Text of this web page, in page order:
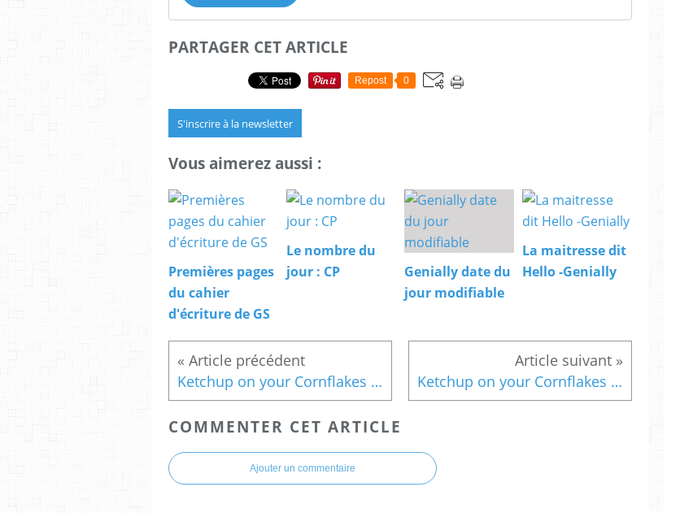
PARTAGER CET ARTICLE
Repost 0
S'inscrire à la newsletter
Vous aimerez aussi :
Premières pages
du cahier
d'écriture de GS
Le nombre du
jour : CP
Genially date du
jour modifiable
La maitresse dit
Hello -Genially
Ketchup on your Cornflakes ? - images pour tableau sonore Ketchup on your Cornflakes ? - 2 cocottes en papiers
COMMENTER CET ARTICLE
Ajouter un commentaire